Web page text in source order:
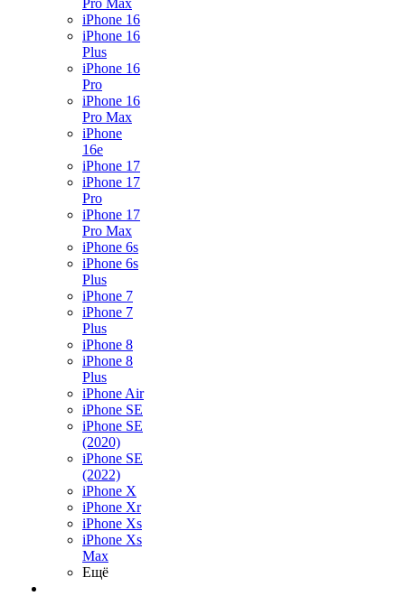
Pro Max
iPhone 16
iPhone 16
Plus
iPhone 16
Pro
iPhone 16
Pro Max
iPhone
16e
iPhone 17
iPhone 17
Pro
iPhone 17
Pro Max
iPhone 6s
iPhone 6s
Plus
iPhone 7
iPhone 7
Plus
iPhone 8
iPhone 8
Plus
iPhone Air
iPhone SE
iPhone SE
(2020)
iPhone SE
(2022)
iPhone X
iPhone Xr
iPhone Xs
iPhone Xs
Max
Ещё